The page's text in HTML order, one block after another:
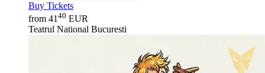
Buy Tickets
from 41 40 EUR
Teatrul National Bucuresti